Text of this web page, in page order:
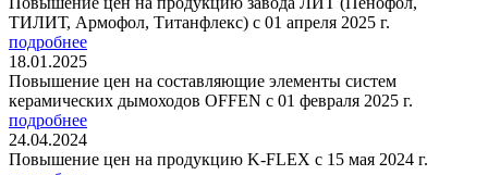
ТИЛИТ, Армофол, Титанфлекс) с 01 апреля 2025 г.
подробнее
18.01.2025
Повышение цен на составляющие элементы систем
керамических дымоходов OFFEN с 01 февраля 2025 г.
подробнее
24.04.2024
Повышение цен на продукцию K-FLEX с 15 мая 2024 г.